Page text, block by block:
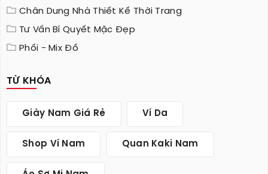
Chân Dung Nhà Thiết Kế Thời Trang
Tư Vấn Bí Quyết Mặc Đẹp
Phối - Mix Đồ
TỪ KHÓA
Giày Nam Giá Rẻ Ví Da
Shop Ví Nam Quan Kaki Nam